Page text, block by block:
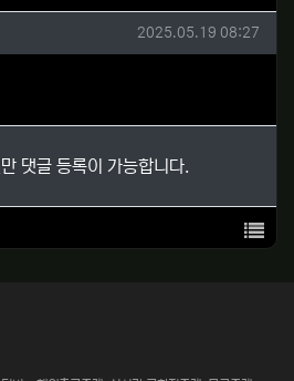
글 작성일
2025.05.19 08:27
댓글 등록이 가능합니다.
목록